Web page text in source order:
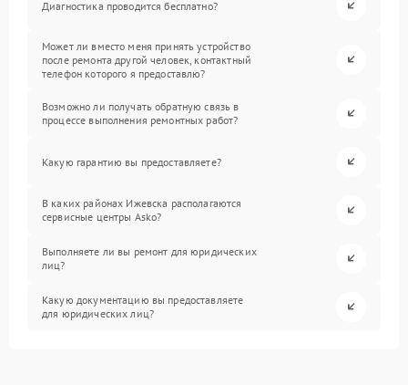
Диагностика проводится бесплатно?
Может ли вместо меня принять устройство
после ремонта другой человек, контактный
телефон которого я предоставлю?
Возможно ли получать обратную связь в
процессе выполнения ремонтных работ?
Какую гарантию вы предоставляете?
В каких районах Ижевска располагаются
сервисные центры Asko?
Выполняете ли вы ремонт для юридических
лиц?
Какую документацию вы предоставляете
для юридических лиц?